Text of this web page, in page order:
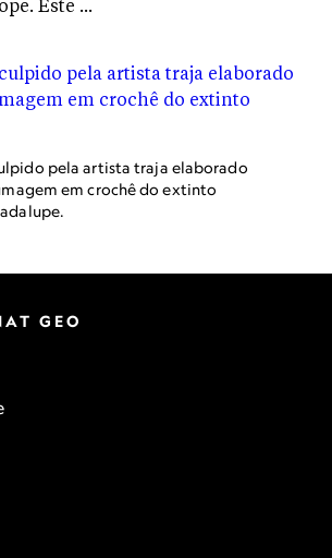
pela artista traja elaborado
em crochê do extinto
GEO